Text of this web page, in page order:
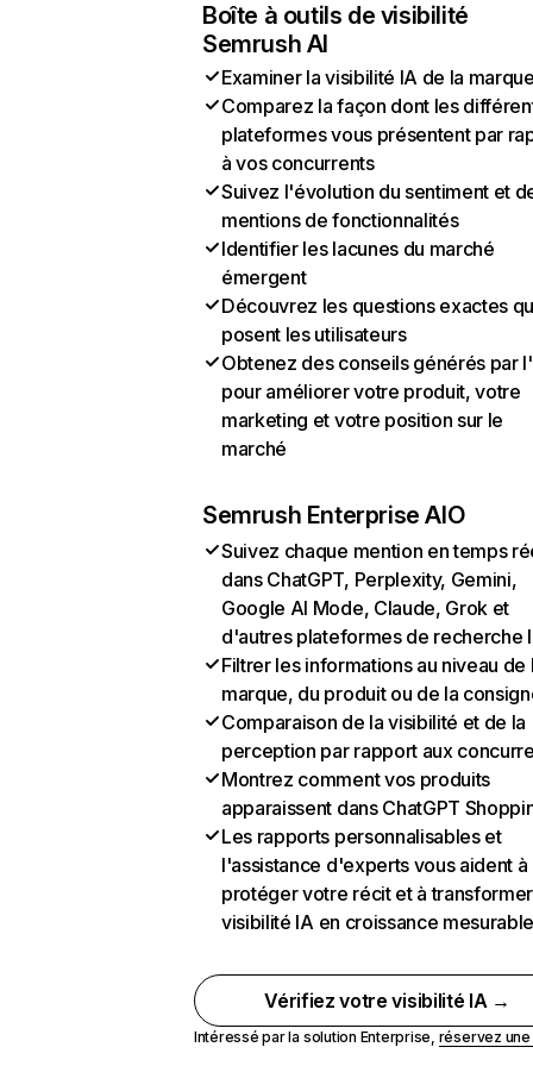
Boîte à outils de visibilité
Semrush AI
Examiner la visibilité IA de la
Comparez la façon dont les
plateformes vous présentent par
à vos concurrents
Suivez l'évolution du sentiment et
mentions de fonctionnalités
Identifier les lacunes du marché
émergent
Découvrez les questions exactes
posent les utilisateurs
Obtenez des conseils générés par
pour améliorer votre produit, votre
marketing et votre position sur le
marché
Semrush Enterprise AIO
Suivez chaque mention en temps
dans ChatGPT, Perplexity, Gemini,
Google AI Mode, Claude, Grok et
d'autres plateformes de recherche
Filtrer les informations au niveau de
marque, du produit ou de la
Comparaison de la visibilité et de la
perception par rapport aux
Montrez comment vos produits
apparaissent dans ChatGPT
Les rapports personnalisables et
l'assistance d'experts vous aident à
protéger votre récit et à
visibilité IA en croissance
Vérifiez votre visibilité IA →
Intéressé par la solution Enterprise, réservez